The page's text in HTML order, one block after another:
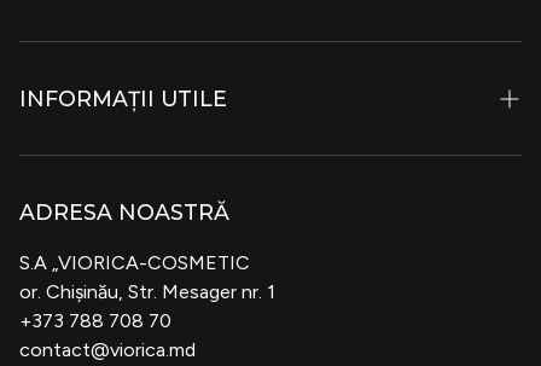
Viopark
Muzeul Frumuseții
Magazine Specializate
Bonus Card Viorica
B2B
Cosmeplant
Certificate Cadou
INFORMAȚII UTILE
Politica de Confidențialitate
Termeni și condiții
Politica Privind Returnarea Produselor
ADRESA NOASTRĂ
S.A „VIORICA-COSMETIC
or. Chișinău, Str. Mesager nr. 1
+373 788 708 70
contact@viorica.md